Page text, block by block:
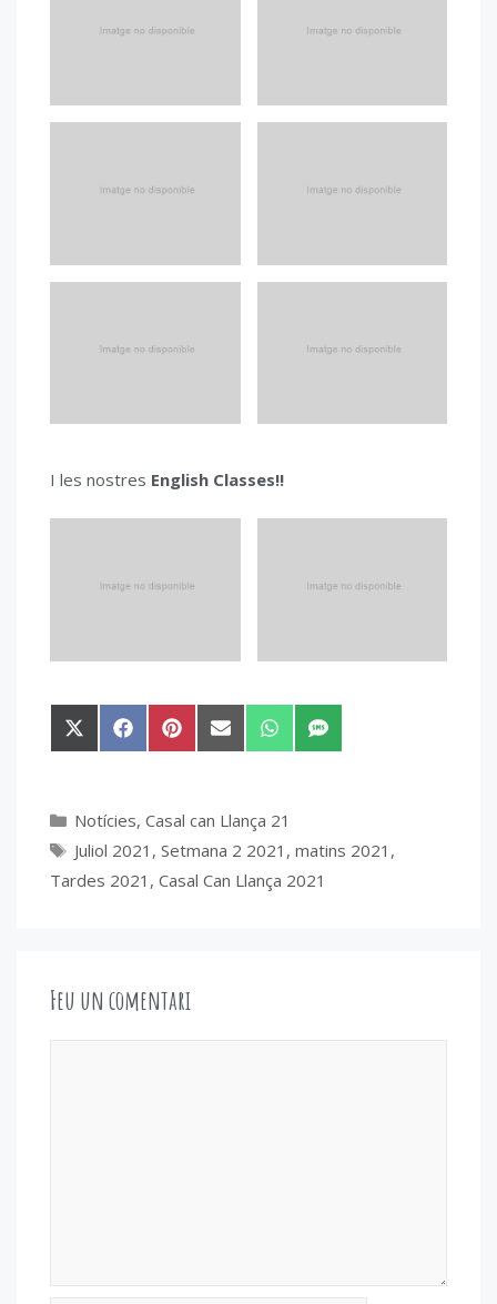
I les nostres English Classes!!
Share
on
Share
on
Share
on
Share
on
Share
on
Share
on
Categories
Notícies, Casal can Llança 21
Etiquetes
Juliol 2021 , Setmana 2 2021 , matins 2021 ,
Tardes 2021 , Casal Can Llança 2021
Feu un comentari